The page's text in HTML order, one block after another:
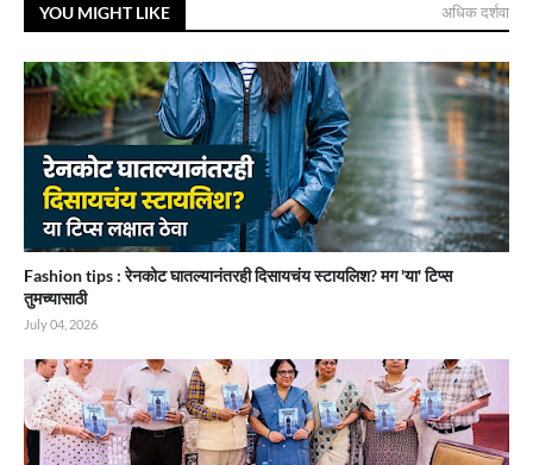
YOU MIGHT LIKE अधिक दर्शवा
Fashion tips : रेनकोट घातल्यानंतरही दिसायचंय स्टायलिश? मग 'या' टिप्स
तुमच्यासाठी
July 04, 2026